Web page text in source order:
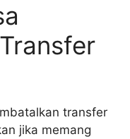
transfer
jika memang